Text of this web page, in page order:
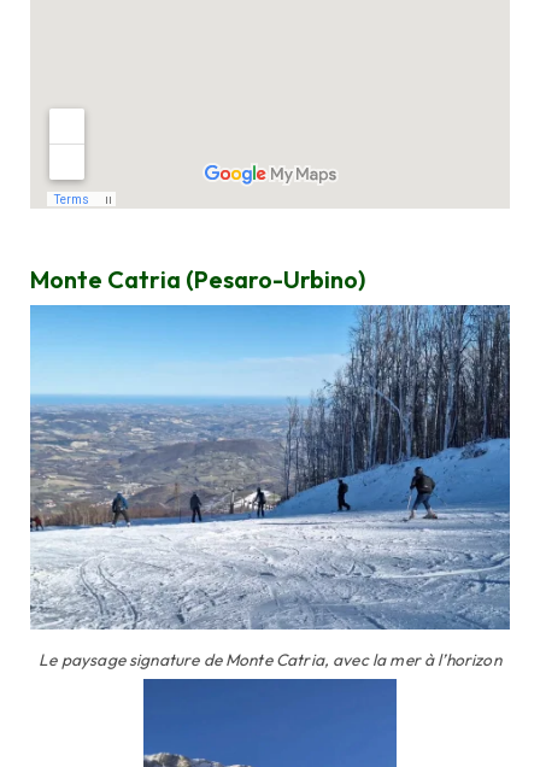
Monte Catria (Pesaro-Urbino)
Le paysage signature de Monte Catria, avec la mer à l’horizon